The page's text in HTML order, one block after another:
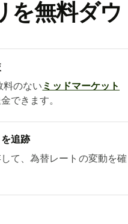
を無料ダウ
料のない ミッドマーケット
できます。
追跡
て、為替レートの変動を確